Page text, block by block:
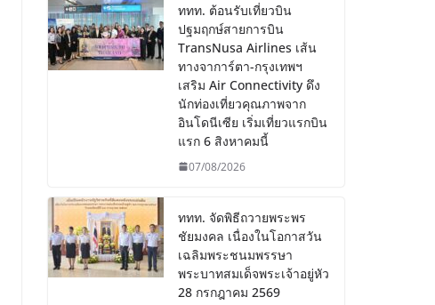
ททท. ต้อนรับเที่ยวบิน
ปฐมฤกษ์สายการบิน
TransNusa Airlines เส้น
ทางจาการ์ตา-กรุงเทพฯ
เสริม Air Connectivity ดึง
นักท่องเที่ยวคุณภาพจาก
อินโดนีเซีย เริ่มเที่ยวแรกบิน
แรก 6 สิงหาคมนี้
07/08/2026
ททท. จัดพิธีถวายพระพร
ชัยมงคล เนื่องในโอกาสวัน
เฉลิมพระชนมพรรษา
พระบาทสมเด็จพระเจ้าอยู่หัว
28 กรกฎาคม 2569